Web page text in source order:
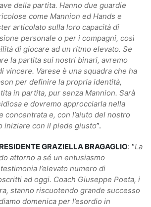
della partita. Hanno due guardie
come Mannion ed Hands e
articolato sulla loro capacità di
personale o per i compagni, così
di giocare ad un ritmo elevato. Se
la partita sui nostri binari, avremo
vincere. Varese è una squadra che ha
per definire la propria identità,
in partita, pur senza Mannion. Sarà
e dovremo approcciarla nella
concentrata e, con l’aiuto del nostro
iniziare con il piede giusto”.
GRAZIELLA BRAGAGLIO: “La
attorno a sé un entusiasmo
l’elevato numero di
ad oggi. Coach Giuseppe Poeta, i
stanno riscuotendo grande successo
domenica per l’esordio in